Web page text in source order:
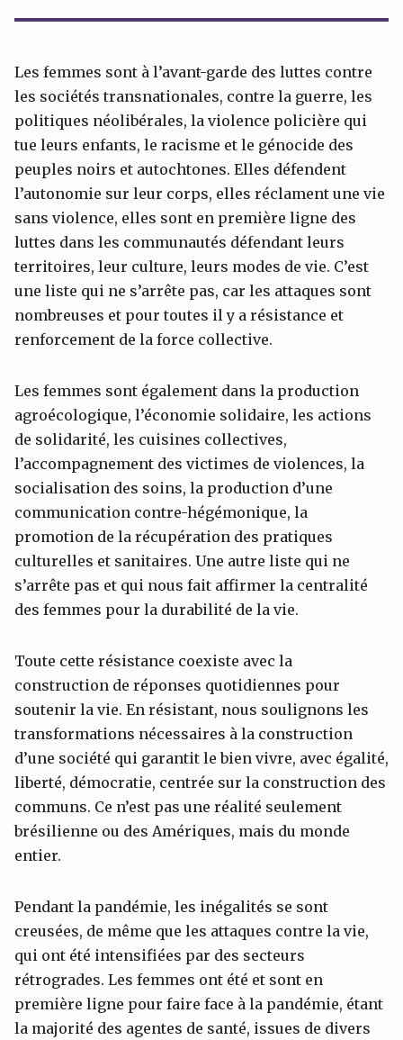
Les femmes sont à l’avant-garde des luttes contre
les sociétés transnationales, contre la guerre, les
politiques néolibérales, la violence policière qui
tue leurs enfants, le racisme et le génocide des
peuples noirs et autochtones. Elles défendent
l’autonomie sur leur corps, elles réclament une vie
sans violence, elles sont en première ligne des
luttes dans les communautés défendant leurs
territoires, leur culture, leurs modes de vie. C’est
une liste qui ne s’arrête pas, car les attaques sont
nombreuses et pour toutes il y a résistance et
renforcement de la force collective.
Les femmes sont également dans la production
agroécologique, l’économie solidaire, les actions
de solidarité, les cuisines collectives,
l’accompagnement des victimes de violences, la
socialisation des soins, la production d’une
communication contre-hégémonique, la
promotion de la récupération des pratiques
culturelles et sanitaires. Une autre liste qui ne
s’arrête pas et qui nous fait affirmer la centralité
des femmes pour la durabilité de la vie.
Toute cette résistance coexiste avec la
construction de réponses quotidiennes pour
soutenir la vie. En résistant, nous soulignons les
transformations nécessaires à la construction
d’une société qui garantit le bien vivre, avec égalité,
liberté, démocratie, centrée sur la construction des
communs. Ce n’est pas une réalité seulement
brésilienne ou des Amériques, mais du monde
entier.
Pendant la pandémie, les inégalités se sont
creusées, de même que les attaques contre la vie,
qui ont été intensifiées par des secteurs
rétrogrades. Les femmes ont été et sont en
première ligne pour faire face à la pandémie, étant
la majorité des agentes de santé, issues de divers